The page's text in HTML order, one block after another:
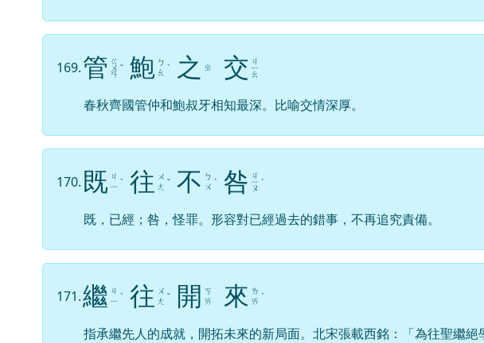
169.管 ㄍ
ㄨ
ㄢ
ˇ 鮑 ㄅ
ㄠ ˋ 之 ㄓ 交 ㄐ
ㄧ
ㄠ
春秋齊國管仲和鮑叔牙相知最深。比喻交情深厚。
170. 既 ㄐ
ㄧ ˋ 往 ㄨ
ㄤ ˇ 不 ㄅ
ㄨ ˋ 咎 ㄐ
ㄧ
ㄡ
ˋ
既，已經；咎，怪罪。形容對已經過去的錯事，不再追究責備。
171.繼 ㄐ
ㄧ ˋ 往 ㄨ
ㄤ ˇ 開 ㄎ
ㄞ
來 ㄌ
ㄞ ˊ
指承繼先人的成就，開拓未來的新局面。北宋張載西銘：「為往聖繼絕